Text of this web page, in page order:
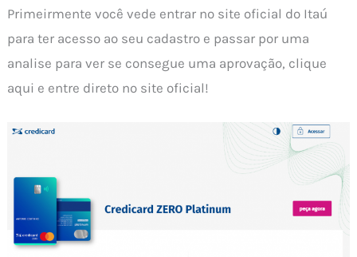
Primeirmente você vede entrar no site oficial do Itaú
para ter acesso ao seu cadastro e passar por uma
analise para ver se consegue uma aprovação, clique
aqui e entre direto no site oficial!